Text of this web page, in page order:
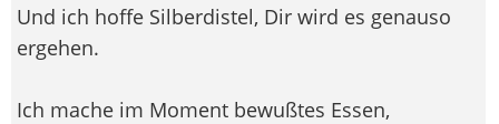
Und ich hoffe Silberdistel, Dir wird es genauso
ergehen.
Ich mache im Moment bewußtes Essen,